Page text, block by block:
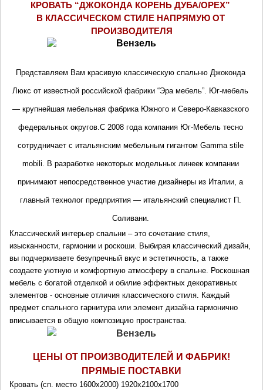
КРОВАТЬ “ДЖОКОНДА КОРЕНЬ ДУБА/ОРЕХ”
В КЛАССИЧЕСКОМ СТИЛЕ НАПРЯМУЮ ОТ
ПРОИЗВОДИТЕЛЯ
Представляем Вам красивую классическую спальню Джоконда
Люкс от известной российской фабрики “Эра мебель”. Юг-мебель
— крупнейшая мебельная фабрика Южного и Северо-Кавказского
федеральных округов.С 2008 года компания Юг-Мебель тесно
сотрудничает с итальянским мебельным гигантом Gamma stile
mobili. В разработке некоторых модельных линеек компании
принимают непосредственное участие дизайнеры из Италии, а
главный технолог предприятия — итальянский специалист П.
Соливани.
Классический интерьер спальни – это сочетание стиля,
изысканности, гармонии и роскоши. Выбирая классический дизайн,
вы подчеркиваете безупречный вкус и эстетичность, а также
создаете уютную и комфортную атмосферу в спальне. Роскошная
мебель с богатой отделкой и обилие эффектных декоративных
элементов - основные отличия классического стиля. Каждый
предмет спального гарнитура или элемент дизайна гармонично
вписывается в общую композицию пространства.
ЦЕНЫ ОТ ПРОИЗВОДИТЕЛЕЙ И ФАБРИК!
ПРЯМЫЕ ПОСТАВКИ
Кровать (сп. место 1600х2000) 1920х2100х1700